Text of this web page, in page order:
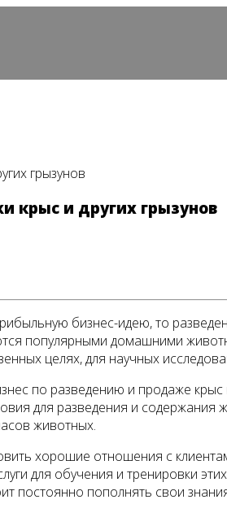
грызунов
крыс и других грызунов
бизнес-идею, то
популярными домашними
целях, для научных
по разведению и продаже
для разведения и
животных.
хорошие отношения с
для обучения и тренировки
постоянно пополнять свои